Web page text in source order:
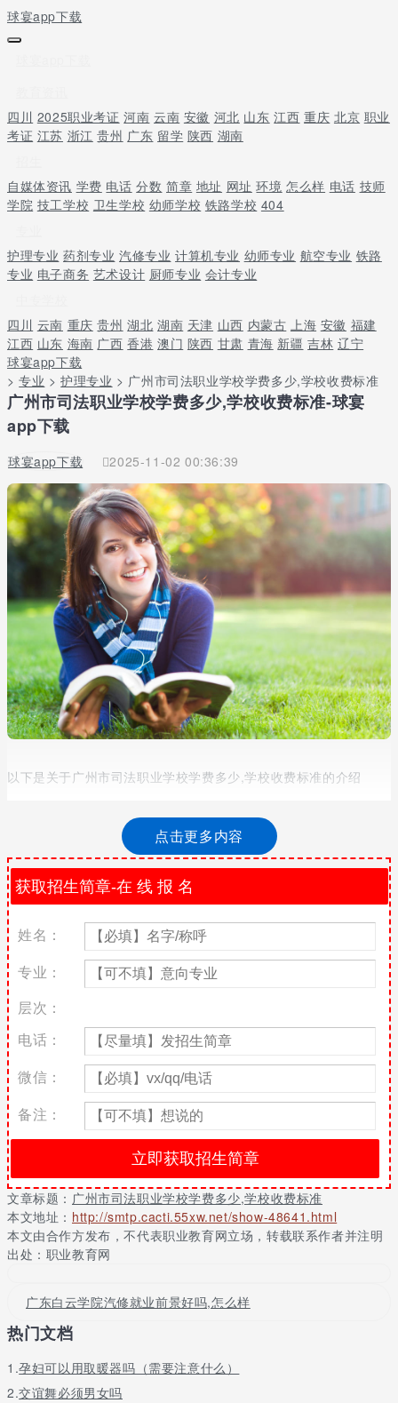
球宴app下载
四川 2025职业考证 河南 云南 安徽 河北 山东 江西 重庆 北京 职业
考证 江苏 浙江 贵州 广东 留学 陕西 湖南
自媒体资讯 学费 电话 分数 简章 地址 网址 环境 怎么样 电话 技师
学院 技工学校 卫生学校 幼师学校 铁路学校 404
护理专业 药剂专业 汽修专业 计算机专业 幼师专业 航空专业 铁路
专业 电子商务 艺术设计 厨师专业 会计专业
四川 云南 重庆 贵州 湖北 湖南 天津 山西 内蒙古 上海 安徽 福建
江西 山东 海南 广西 香港 澳门 陕西 甘肃 青海 新疆 吉林 辽宁
球宴app下载
>专业 >护理专业 > 广州市司法职业学校学费多少,学校收费标准
广州市司法职业学校学费多少,学校收费标准-球宴
app下载
球宴app下载 2025-11-02 00:36:39
以下是关于广州市司法职业学校学费多少,学校收费标准的介绍
资等方面，还会关心学校的学费问题，不同的学校，因为办学的性
质不一样，所以学校的收费也会有所差异，下面小编为大家讲解广
州市司法职业学校的收费标准的相关知识。
广州市司法职业学校创建于1982年11月，原隶属于广州市司法局，
2006年划归广州市教育局直管，是全国最早创建的5所法律类中等
专业学校之一。学校现有东西两个校区，占地面积133亩，建有各
类文化体育场馆和专业实训场馆18个，校外稳定的实习基地20个。
学校环境优美，设施完善，具有浓厚的文化育人氛围，是全国规模
最大、办学时间最久的法律类中等职业教育学校。1997年被司法部
评为部级重点法律中等专业学校，2003年成为广东省省级重点中等
职业学校，2005年被教育部评为国家级重点中等职业学校，2008
年通过了国家重点中等职业学校的复评。
三十多年的办学积淀，学校为适应学生终身发展、全面提升，以“金
的人格、铁的纪律”为校训，学校文化浓缩为德、法、和、美。学校
以传承中华美德，弘扬法治精神为内容和途径；努力实现育人目标
——和为源铸良好品格，美作质创出彩人生！走出了一条努力培养
行业实用人才的教育之路。
广州市司法职业学校助学政策
学校树立了奖、贷、助、补、减(免)等完善的资助体系。依据国度
和省教育厅有关文件肉体，分离我校实践，设有国度奖、助学金，
国度励志奖学金，省政府奖、助学金，校级奖、助学金。重生凭入
广州市司法职业学校收费标准：按照当地物价局标准收费
以上就是选校网网老师为大家整理的关于广州市司法职业学校学费
学们想要报读本校的话可以在下方留下你的球宴app下载的联系方
式，稍后老师就会联系你。
点击更多内容
姓名：
专业：
层次：
电话：
微信：
备注：
文章标题： 广州市司法职业学校学费多少,学校收费标准
本文地址： http://smtp.cacti.55xw.net/show-48641.html
本文由合作方发布，不代表职业教育网立场，转载联系作者并注明
出处：职业教育网
广东白云学院汽修就业前景好吗,怎么样
热门文档
1.孕妇可以用取暖器吗（需要注意什么）
2.交谊舞必须男女吗